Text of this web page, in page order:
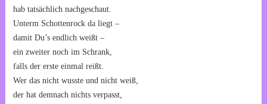
hab tatsächlich nachgeschaut.
Unterm Schottenrock da liegt –
damit Du’s endlich weißt –
ein zweiter noch im Schrank,
falls der erste einmal reißt.
Wer das nicht wusste und nicht weiß,
der hat demnach nichts verpasst,